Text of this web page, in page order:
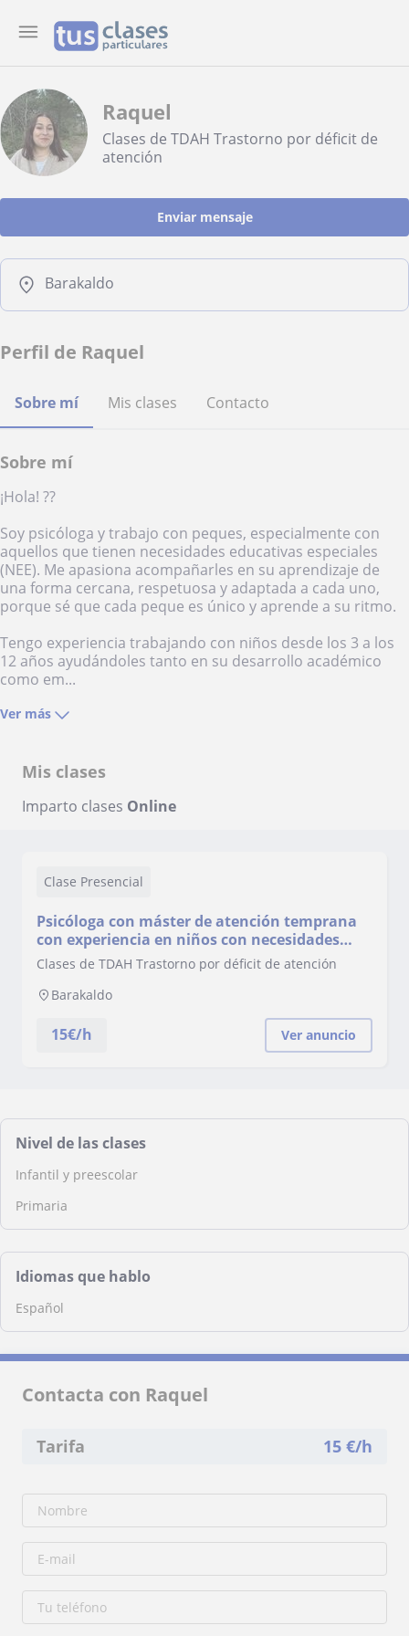
Raquel
Clases de TDAH Trastorno por déficit de
atención
Enviar mensaje
Barakaldo
Perfil de Raquel
Sobre mí Mis clases Contacto
Sobre mí
¡Hola! ??
Soy psicóloga y trabajo con peques, especialmente con
aquellos que tienen necesidades educativas especiales
(NEE). Me apasiona acompañarles en su aprendizaje de
una forma cercana, respetuosa y adaptada a cada uno,
porque sé que cada peque es único y aprende a su ritmo.
Tengo experiencia trabajando con niños desde los 3 a los
12 años ayudándoles tanto en su desarrollo académico
como em...
Ver más
Mis clases
Imparto clases Online
Clase Presencial
Psicóloga con máster de atención temprana
con experiencia en niños con necesidades
educativas especiales
Clases de TDAH Trastorno por déficit de atención
Barakaldo
15€/h Ver anuncio
Nivel de las clases
Infantil y preescolar
Primaria
Idiomas que hablo
Español
Contacta con Raquel
Tarifa 15 €/h